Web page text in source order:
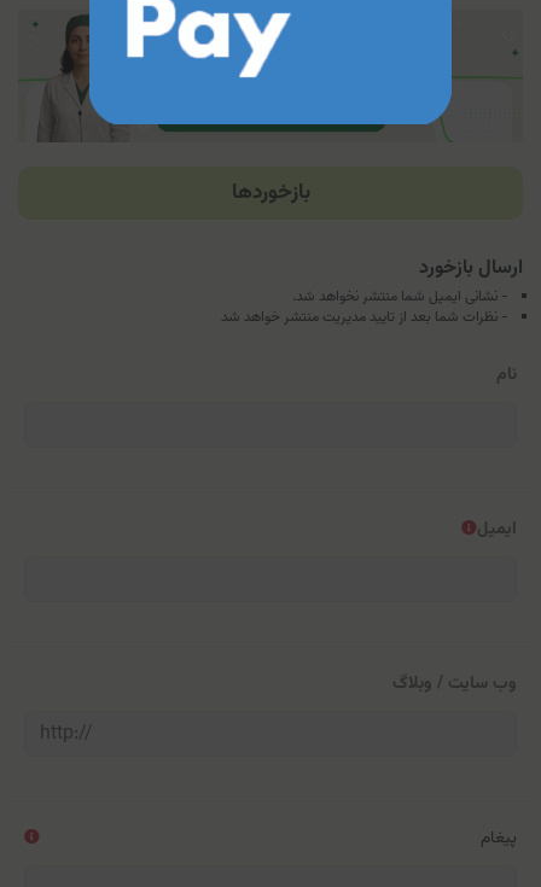
بازخوردها
ارسال بازخورد
- نشانی ایمیل شما منتشر نخواهد شد.
- نظرات شما بعد از تایید مدیریت منتشر خواهد شد
نام
ایمیل
وب سایت / وبلاگ
پیغام